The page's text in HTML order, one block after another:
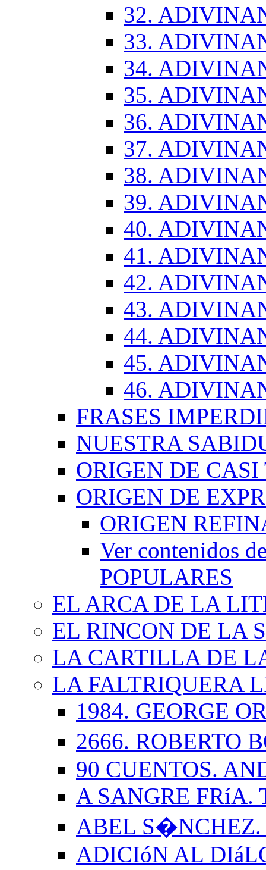
32.
33.
34.
35.
36.
37.
38.
39.
40.
41.
42.
43.
44.
45.
46.
FRASES
NUESTRA
ORIGEN DE CASI
ORIGEN DE
ORIGEN
Ver contenidos
POPULARES
EL ARCA DE LA
EL RINCON DE LA
LA CARTILLA DE
LA FALTRIQUERA
1984. GEORGE
2666. ROBERTO
90 CUENTOS.
A SANGRE FRíA.
ABEL
ADICIóN AL